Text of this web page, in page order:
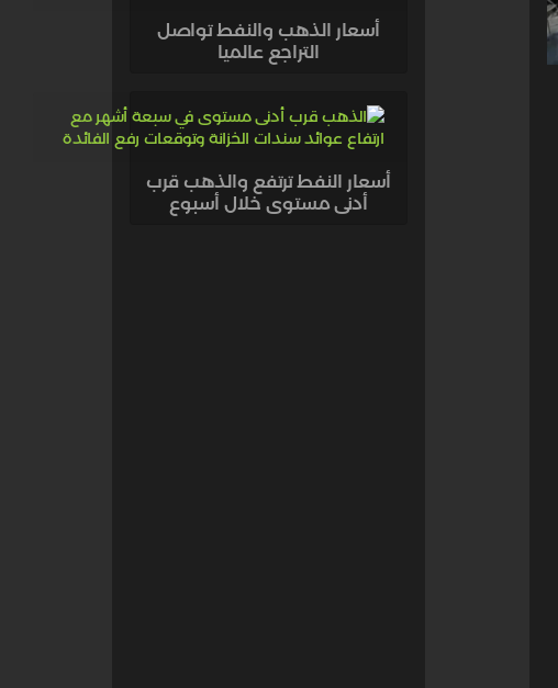
أسعار الذهب والنفط تواصل
التراجع عالميا
أسعار النفط ترتفع والذهب قرب
أدنى مستوى خلال أسبوع